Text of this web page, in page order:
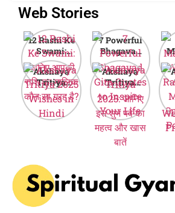
Web Stories
12 Rashi Ke
Swami:
जानिए आपकी
राशि का मालिक
कौन सा ग्रह है?
7 Powerful
Bhagavad
Gita Quotes
to Inspire
Your Life
Akshaya
Tritiya
2025
Wishes in
Hindi
Akshaya
Tritiya
2025: जानिए
इस शुभ पर्व का
महत्व और खास
बातें